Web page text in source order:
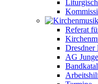
Referat
Dresdner
AG